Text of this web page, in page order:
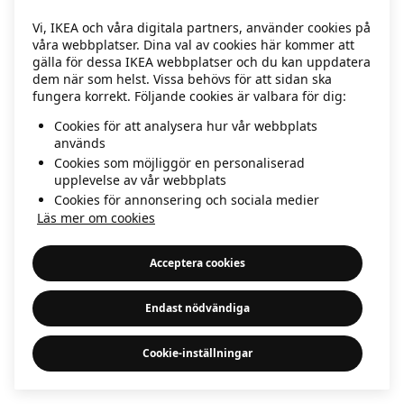
information)
Vi, IKEA och våra digitala partners, använder cookies på
våra webbplatser. Dina val av cookies här kommer att
gälla för dessa IKEA webbplatser och du kan uppdatera
dem när som helst. Vissa behövs för att sidan ska
fungera korrekt. Följande cookies är valbara för dig:
Cookies för att analysera hur vår webbplats
används
Cookies som möjliggör en personaliserad
upplevelse av vår webbplats
Cookies för annonsering och sociala medier
Läs mer om cookies
Acceptera cookies
Endast nödvändiga
Cookie-inställningar